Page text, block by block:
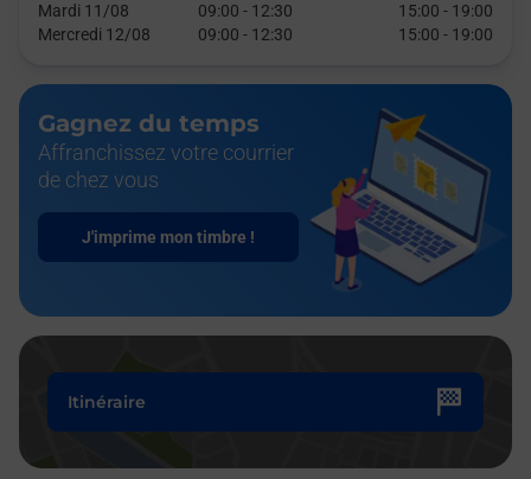
Mardi 11/08
09:00 - 12:30 15:00 - 19:00
Mercredi 12/08
09:00 - 12:30 15:00 - 19:00
Gagnez du temps
Affranchissez votre courrier
de chez vous
J'imprime mon timbre !
Itinéraire